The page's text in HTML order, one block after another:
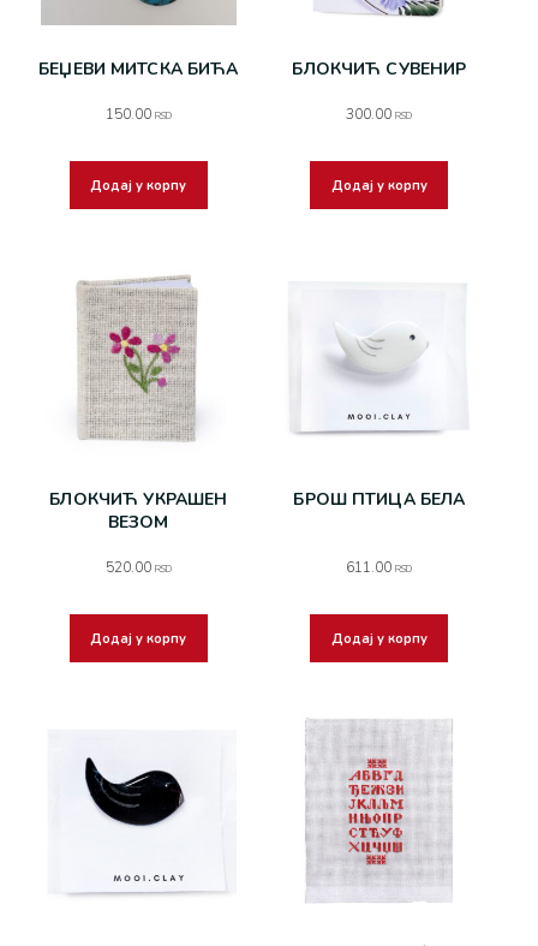
БЕЏЕВИ МИТСКА БИЋА
150.00 RSD
Додај у корпу
БЛОКЧИЋ СУВЕНИР
300.00RSD
Додај у корпу
БЛОКЧИЋ УКРАШЕН
ВЕЗОМ
520.00 RSD
Додај у корпу
БРОШ ПТИЦА БЕЛА
611.00RSD
Додај у корпу